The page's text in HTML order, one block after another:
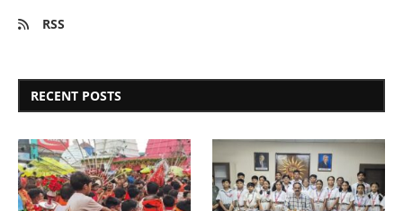
RSS
RECENT POSTS